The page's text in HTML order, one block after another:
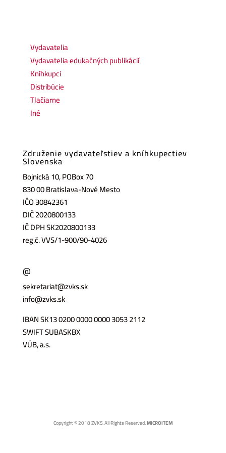
Vydavatelia(84)
Vydavatelia edukačných publikácií(14)
Kníhkupci(22)
Distribúcie
Tlačiarne
Iné
Združenie vydavateľstiev a kníhkupectiev
Slovenska
Bojnická 10, POBox 70
830 00 Bratislava-Nové Mesto
IČO 30842361
DIČ 2020800133
IČ DPH SK2020800133
reg.č. VVS/1-900/90-4026
@
sekretariat@zvks.sk
info@zvks.sk
IBAN SK13 0200 0000 0000 3053 2112
SWIFT SUBASKBX
VÚB, a.s.
Copyright © 2018 ZVKS. All Rights Reserved.MICROITEM